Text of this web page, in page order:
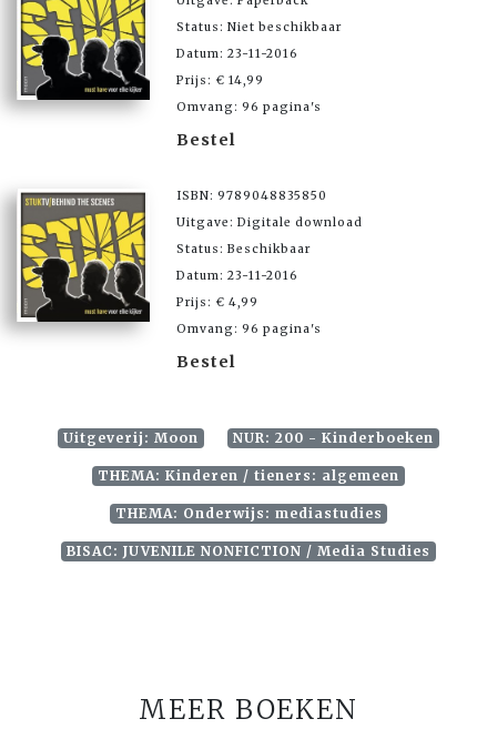
Status: Niet beschikbaar
Datum: 23-11-2016
Prijs: € 14,99
Omvang: 96 pagina's
Bestel
ISBN: 9789048835850
Uitgave: Digitale download
Status: Beschikbaar
Datum: 23-11-2016
Prijs: € 4,99
Omvang: 96 pagina's
Bestel
Uitgeverij: Moon NUR: 200 - Kinderboeken
THEMA: Kinderen / tieners: algemeen
THEMA: Onderwijs: mediastudies
BISAC: JUVENILE NONFICTION / Media Studies
MEER BOEKEN